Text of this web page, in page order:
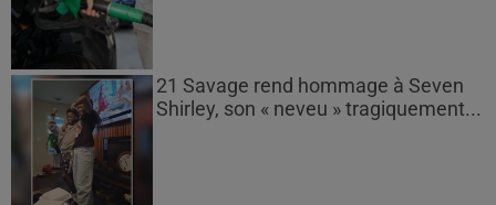
21 Savage rend hommage à Seven
Shirley, son « neveu » tragiquement...